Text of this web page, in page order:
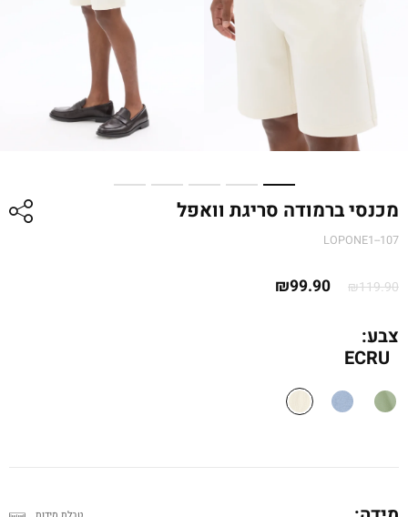
מכנסי ברמודה סריגת וואפל
LOPONE1--107
₪119.90
המחיר₪99.90
צבע:
ECRU